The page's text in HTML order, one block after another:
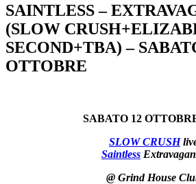
SAINTLESS –
(SLOW
SECOND+TBA) –
OTTOBRE
SABATO 12
SLOW CRUSH
Saintless
@ Grind House